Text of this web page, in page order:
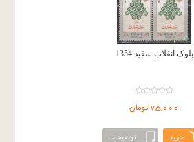
بلوک انقلاب سفید 1354
75,000 تومان
خرید توضیحات